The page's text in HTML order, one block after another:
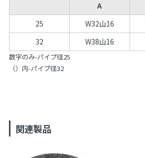
A
25
W32山16
32
W38山16
数字のみ-パイプ径25
（）内-パイプ径32
関連製品